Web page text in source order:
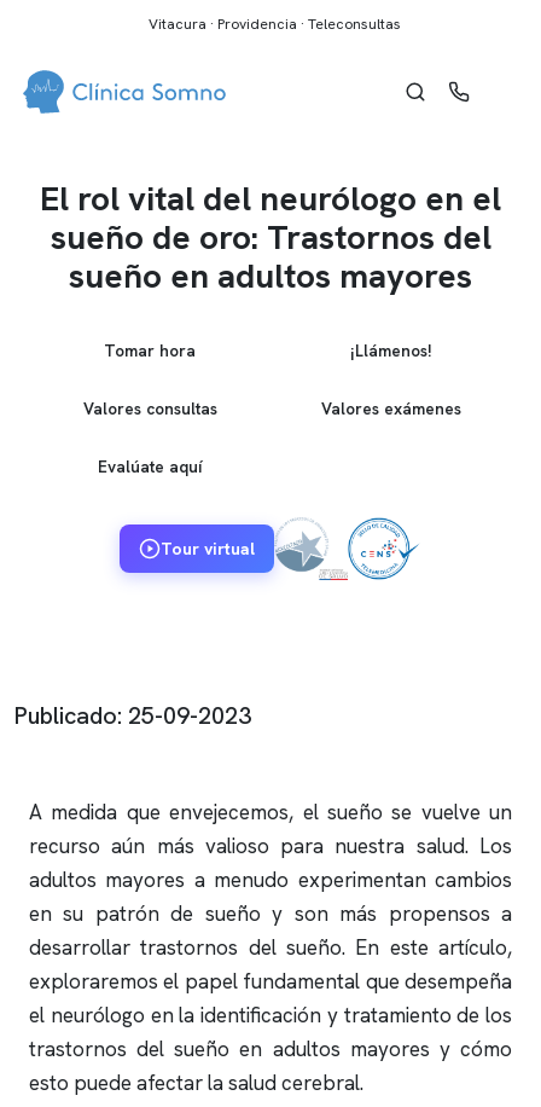
Vitacura · Providencia · Teleconsultas
El rol vital del neurólogo en el
sueño de oro: Trastornos del
sueño en adultos mayores
Tomar hora ¡Llámenos!
Valores consultas Valores exámenes
Evalúate aquí
Tour virtual
Publicado: 25-09-2023
A medida que envejecemos, el sueño se vuelve un
recurso aún más valioso para nuestra salud. Los
adultos mayores a menudo experimentan cambios
en su patrón de sueño y son más propensos a
desarrollar trastornos del sueño. En este artículo,
exploraremos el papel fundamental que desempeña
el neurólogo en la identificación y tratamiento de los
trastornos del sueño en adultos mayores y cómo
esto puede afectar la salud cerebral.